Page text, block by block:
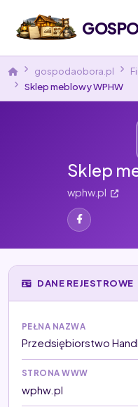
gospodaobora.pl
Sklep meblowy WPHW
Sklep
wphw.pl
DANE REJESTROWE
PEŁNA NAZWA
Przedsiębiorstwo
STRONA WWW
wphw.pl